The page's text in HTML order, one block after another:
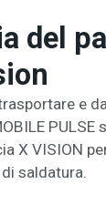
del
e
PULSE
X VISION
saldatura.